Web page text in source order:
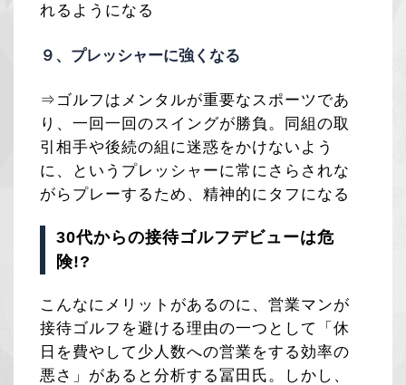
れるようになる
９、プレッシャーに強くなる
⇒ゴルフはメンタルが重要なスポーツであ
り、一回一回のスイングが勝負。同組の取
引相手や後続の組に迷惑をかけないよう
に、というプレッシャーに常にさらされな
がらプレーするため、精神的にタフになる
30代からの接待ゴルフデビューは危
険!?
こんなにメリットがあるのに、営業マンが
接待ゴルフを避ける理由の一つとして「休
日を費やして少人数への営業をする効率の
悪さ」があると分析する冨田氏。しかし、